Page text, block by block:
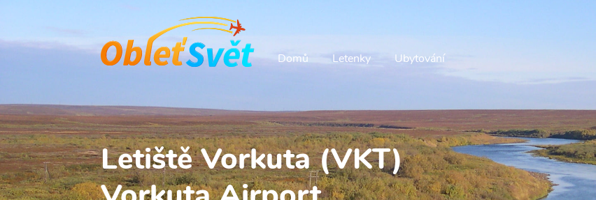
Domů Letenky Ubytování
Letiště Vorkuta (VKT)